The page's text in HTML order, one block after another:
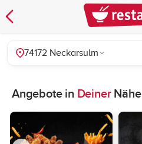
74172 Neckarsulm
Angebote in DeinerNähe